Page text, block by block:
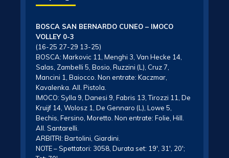
BOSCA SAN BERNARDO CUNEO – IMOCO
VOLLEY 0-3
(16-25 27-29 13-25)
BOSCA: Markovic 11, Menghi 3, Van Hecke 14,
Salas, Zambelli 5, Bosio, Ruzzini (L), Cruz 7,
Mancini 1, Baiocco. Non entrate: Kaczmar,
Kavalenka. All. Pistola.
IMOCO: Sylla 9, Danesi 9, Fabris 13, Tirozzi 11, De
Kruijf 14, Wolosz 1, De Gennaro (L), Lowe 5,
Bechis, Fersino, Moretto. Non entrate: Folie, Hill.
All. Santarelli.
ARBITRI: Bartolini, Giardini.
NOTE – Spettatori: 3058, Durata set: 19′, 31′, 20′;